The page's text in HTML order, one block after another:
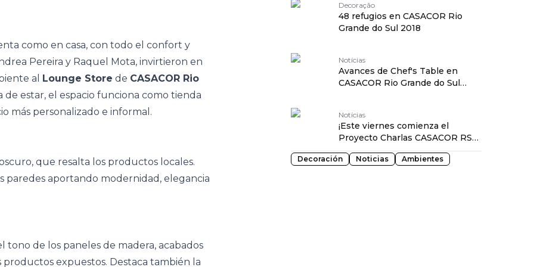
como en casa, con todo el confort y
Pereira y Raquel Mota, invirtieron en
al Lounge Store de CASACOR Rio
de estar, el espacio funciona como tienda
más personalizado e informal.
que resalta los productos locales.
paredes aportando modernidad, elegancia
tono de los paneles de madera, acabados
expuestos. Destaca también la
Decoração
48 refugios en CASACOR Rio
Grande do Sul 2018
Notícias
Avances de Chef's Table en
CASACOR Rio Grande do Sul
Notícias
¡Este viernes comienza el
Proyecto Charlas CASACOR RS
2018!
Decoración Noticias Ambientes